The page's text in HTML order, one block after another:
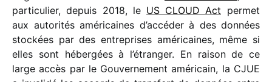
parti­cu­lier, depuis 2018, le US CLOUD Act permet
aux auto­ri­tés améri­caines d’accéder à des données
stockées par des entre­prises améri­caines, même si
elles sont héber­gées à l’étranger. En raison de ce
large accès par le Gouvernement améri­cain, la CJUE